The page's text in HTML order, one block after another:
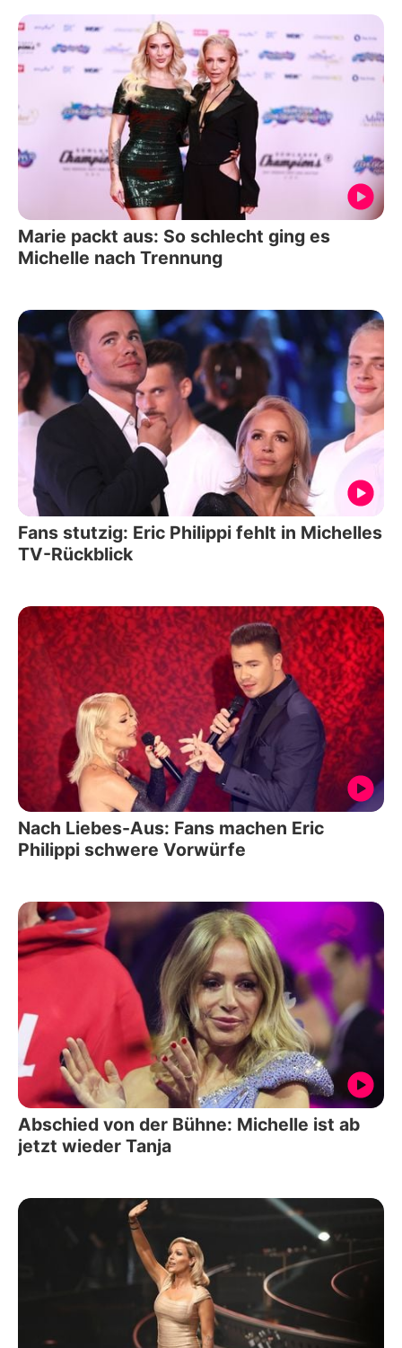
Marie packt aus: So schlecht ging es
Michelle nach Trennung
Fans stutzig: Eric Philippi fehlt in Michelles
TV-Rückblick
Nach Liebes-Aus: Fans machen Eric
Philippi schwere Vorwürfe
Abschied von der Bühne: Michelle ist ab
jetzt wieder Tanja